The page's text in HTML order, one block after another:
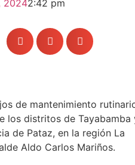
20242:42 pm
de mantenimiento
los distritos de Tayabamba
de Pataz, en la región La
Aldo Carlos Mariños.